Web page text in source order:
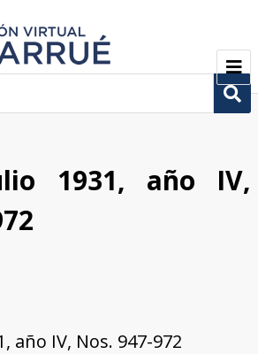
1931, año IV,
año IV, Nos. 947-972